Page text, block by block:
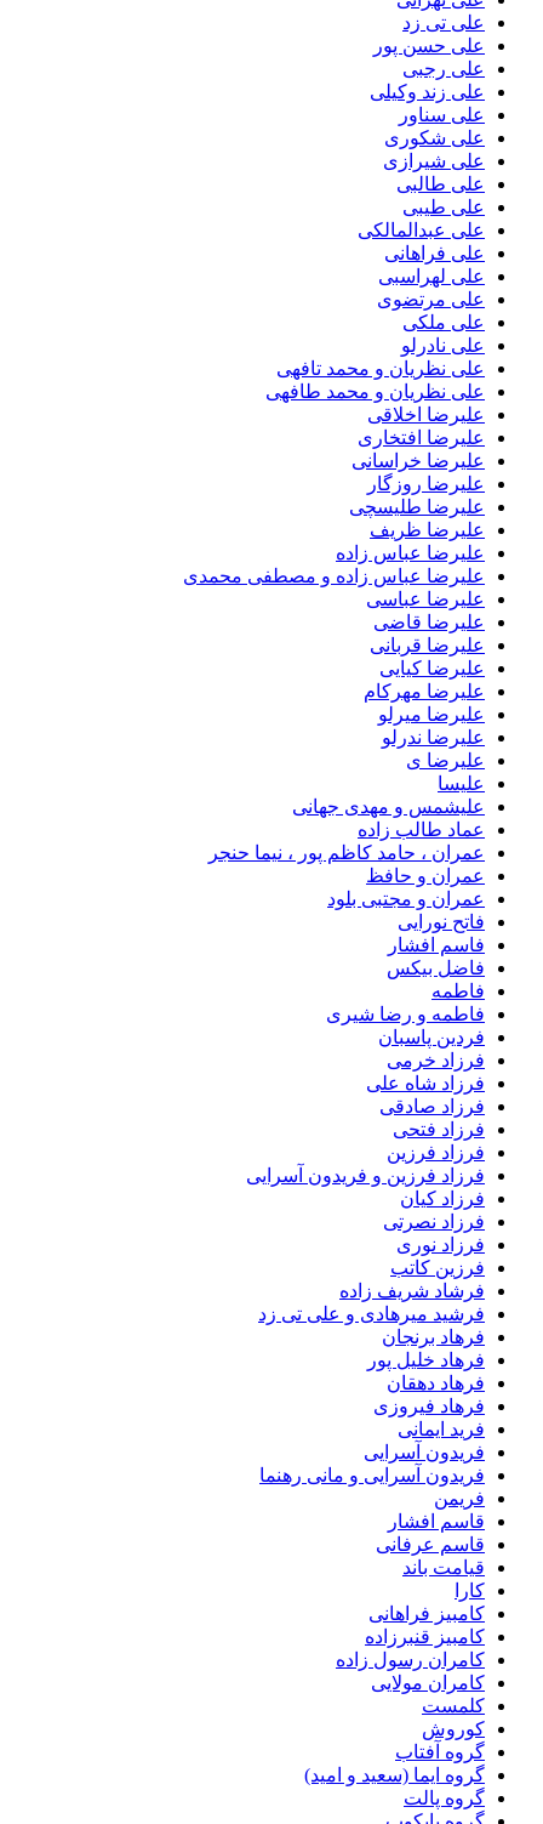
علی تی زد
علی حسن پور
علی رجبی
علی زند وکیلی
علی سناور
علی شکوری
علی شیرازی
علی طالبی
علی طیبی
علی عبدالمالکی
علی فراهانی
علی لهراسبی
علی مرتضوی
علی ملکی
علی نادرلو
علی نظریان و محمد تافهی
علی نظریان و محمد طافهی
علیرضا اخلاقی
علیرضا افتخاری
علیرضا خراسانی
علیرضا روزگار
علیرضا طلیسچی
علیرضا ظریف
علیرضا عباس زاده
علیرضا عباس زاده و مصطفی محمدی
علیرضا عباسی
علیرضا قاضی
علیرضا قربانی
علیرضا کیایی
علیرضا مهرکام
علیرضا میرلو
علیرضا ندرلو
علیرضا ی
علیسا
علیشمس و مهدی جهانی
عماد طالب زاده
عمران ، حامد کاظم پور ، نیما حنجر
عمران و حافظ
عمران و مجتبی بلود
فاتح نورایی
فاسم افشار
فاضل بیکس
فاطمه
فاطمه و رضا شیری
فردین پاسبان
فرزاد خرمی
فرزاد شاه علی
فرزاد صادقى
فرزاد فتحی
فرزاد فرزین
فرزاد فرزین و فریدون آسرایی
فرزاد کیان
فرزاد نصرتی
فرزاد نوری
فرزین کاتب
فرشاد شریف زاده
فرشید میرهادی و علی تی زد
فرهاد برنجان
فرهاد خلیل پور
فرهاد دهقان
فرهاد فیروزی
فرید ایمانی
فریدون آسرایی
فریدون آسرایی و مانی رهنما
فریمن
قاسم افشار
قاسم عرفانی
قیامت باند
کارا
کامبیز فراهانی
کامبیز قنبرزاده
کامران رسول زاده
کامران مولایی
کلمست
کوروش
گروه آفتاب
گروه ایما (سعید و امید)
گروه پالت